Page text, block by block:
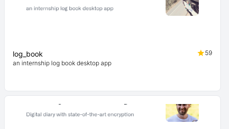
log_book
59
an internship log book desktop app